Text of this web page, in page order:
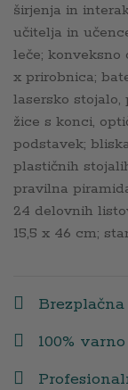
širjenja in
učitelja in
leče; konveksno
x prirobnica;
lasersko stojalo,
žice s konci,
podstavek;
plastičnih
pravilna
24 delovnih
15,5 x 46 cm;
100%